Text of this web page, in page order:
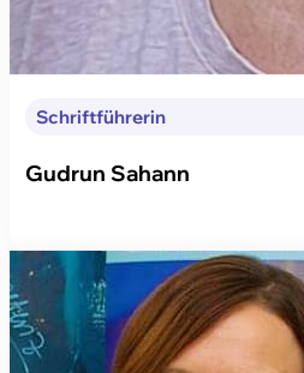
Schriftführerin
Gudrun Sahann